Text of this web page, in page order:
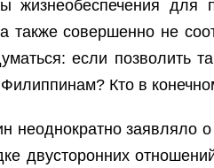
жизнеобеспечения
также совершенно не
если позволить
Кто в
неоднократно заявляло
двусторонних